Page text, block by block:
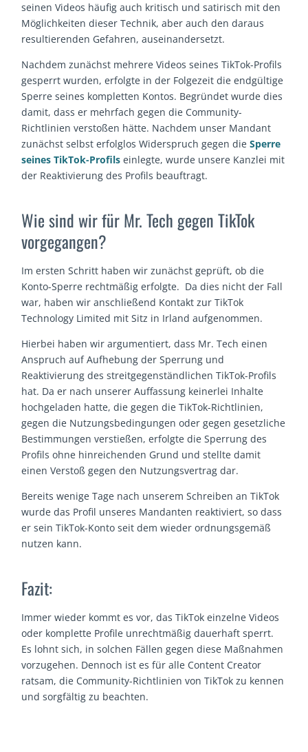
seinen Videos häufig auch kritisch und satirisch mit den
Möglichkeiten dieser Technik, aber auch den daraus
resultierenden Gefahren, auseinandersetzt.
Nachdem zunächst mehrere Videos seines TikTok-Profils
gesperrt wurden, erfolgte in der Folgezeit die endgültige
Sperre seines kompletten Kontos. Begründet wurde dies
damit, dass er mehrfach gegen die Community-
Richtlinien verstoßen hätte. Nachdem unser Mandant
zunächst selbst erfolglos Widerspruch gegen dieSperre
seines TikTok-Profils einlegte, wurde unsere Kanzlei mit
der Reaktivierung des Profils beauftragt.
Wie sind wir für Mr. Tech gegen TikTok
vorgegangen?
Im ersten Schritt haben wir zunächst geprüft, ob die
Konto-Sperre rechtmäßig erfolgte. Da dies nicht der Fall
war, haben wir anschließend Kontakt zur TikTok
Technology Limited mit Sitz in Irland aufgenommen.
Hierbei haben wir argumentiert, dass Mr. Tech einen
Anspruch auf Aufhebung der Sperrung und
Reaktivierung des streitgegenständlichen TikTok-Profils
hat. Da er nach unserer Auffassung keinerlei Inhalte
hochgeladen hatte, die gegen die TikTok-Richtlinien,
gegen die Nutzungsbedingungen oder gegen gesetzliche
Bestimmungen verstießen, erfolgte die Sperrung des
Profils ohne hinreichenden Grund und stellte damit
einen Verstoß gegen den Nutzungsvertrag dar.
Bereits wenige Tage nach unserem Schreiben an TikTok
wurde das Profil unseres Mandanten reaktiviert, so dass
er sein TikTok-Konto seit dem wieder ordnungsgemäß
nutzen kann.
Fazit:
Immer wieder kommt es vor, das TikTok einzelne Videos
oder komplette Profile unrechtmäßig dauerhaft sperrt.
Es lohnt sich, in solchen Fällen gegen diese Maßnahmen
vorzugehen. Dennoch ist es für alle Content Creator
ratsam, die Community-Richtlinien von TikTok zu kennen
und sorgfältig zu beachten.